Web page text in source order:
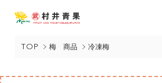
TOP 梅 商品 冷凍梅